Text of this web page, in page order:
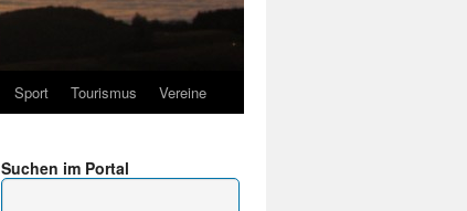
Sport Tourismus Vereine
Suchen im Portal